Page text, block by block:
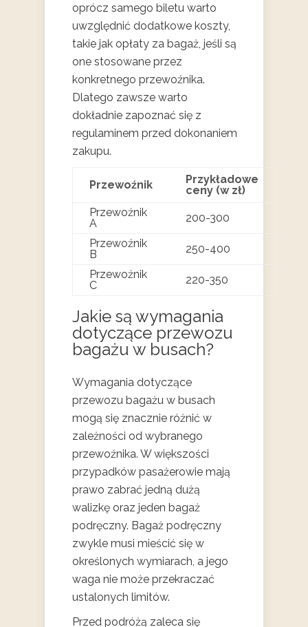
oprócz samego biletu warto
uwzględnić dodatkowe koszty,
takie jak opłaty za bagaż, jeśli są
one stosowane przez
konkretnego przewoźnika.
Dlatego zawsze warto
dokładnie zapoznać się z
regulaminem przed dokonaniem
zakupu.
Przewoźnik
Przykładowe
ceny (w zł)
Przewoźnik
A
200-300
Przewoźnik
B
250-400
Przewoźnik
C
220-350
Jakie są wymagania
dotyczące przewozu
bagażu w busach?
Wymagania dotyczące
przewozu bagażu w busach
mogą się znacznie różnić w
zależności od wybranego
przewoźnika. W większości
przypadków pasażerowie mają
prawo zabrać jedną dużą
walizkę oraz jeden bagaż
podręczny. Bagaż podręczny
zwykle musi mieścić się w
określonych wymiarach, a jego
waga nie może przekraczać
ustalonych limitów.
Przed podróżą zaleca się